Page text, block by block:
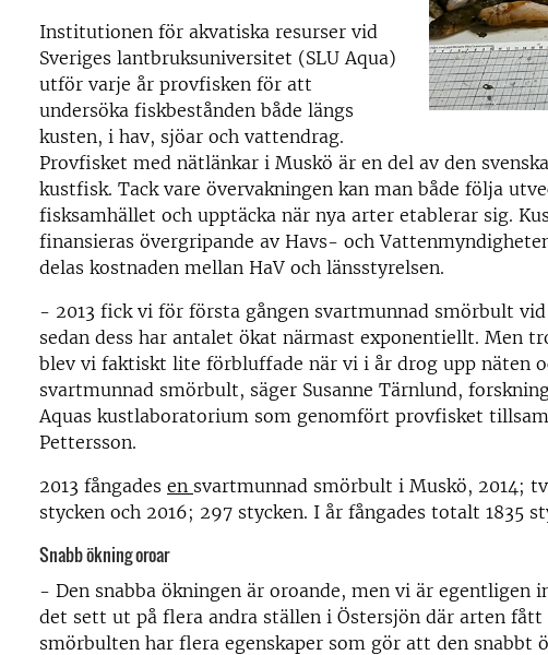
Institutionen för akvatiska resurser vid
Sveriges lantbruksuniversitet (SLU Aqua)
utför varje år provfisken för att
undersöka fiskbestånden både längs
kusten, i hav, sjöar och vattendrag.
Provfisket med nätlänkar i Muskö är en del av den
kustfisk. Tack vare övervakningen kan man både följa
fisksamhället och upptäcka när nya arter etablerar sig.
finansieras övergripande av Havs- och
delas kostnaden mellan HaV och länsstyrelsen.
- 2013 fick vi för första gången svartmunnad smörbult
sedan dess har antalet ökat närmast exponentiellt. Men
blev vi faktiskt lite förbluffade när vi i år drog upp näten
svartmunnad smörbult, säger Susanne Tärnlund,
Aquas kustlaboratorium som genomfört provfisket
Pettersson.
2013 fångades en svartmunnad smörbult i Muskö, 2014;
stycken och 2016; 297 stycken. I år fångades totalt 1835
Snabb ökning oroar
- Den snabba ökningen är oroande, men vi är egentligen
det sett ut på flera andra ställen i Östersjön där arten fått
smörbulten har flera egenskaper som gör att den snabbt